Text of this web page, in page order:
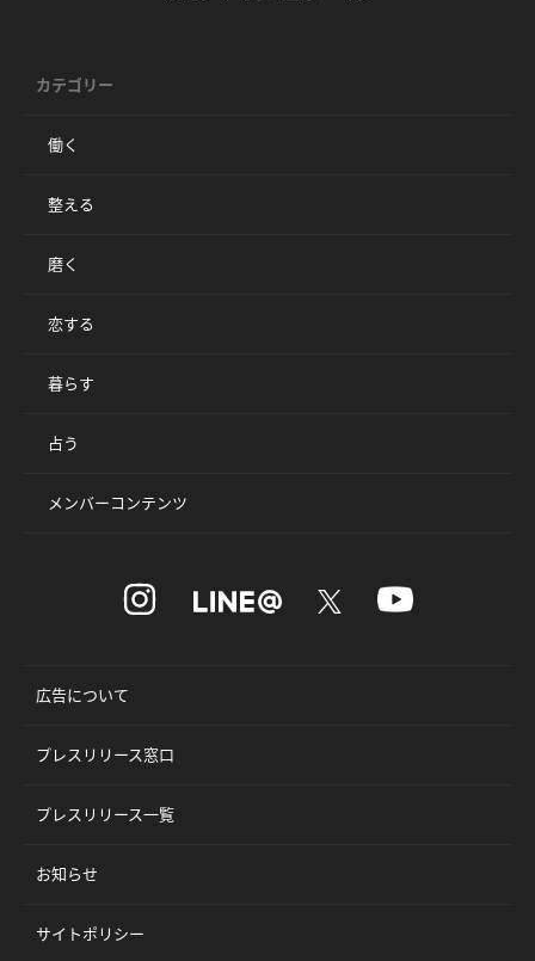
カテゴリー
働く
整える
磨く
恋する
暮らす
占う
メンバーコンテンツ
広告について
プレスリリース窓口
プレスリリース一覧
お知らせ
サイトポリシー